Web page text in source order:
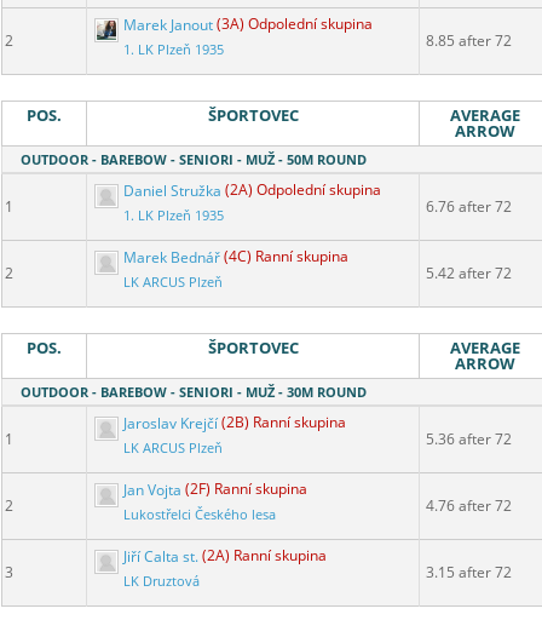
2
Marek Janout(3A) Odpolední skupina
1. LK Plzeň 1935 8.85 after 72
POS. ŠPORTOVEC AVERAGE
ARROW
OUTDOOR - BAREBOW - SENIORI - MUŽ - 50M ROUND
1
Daniel Stružka (2A) Odpolední skupina
1. LK Plzeň 1935 6.76 after 72
2
Marek Bednář(4C) Ranní skupina
LK ARCUS Plzeň 5.42 after 72
POS. ŠPORTOVEC AVERAGE
ARROW
OUTDOOR - BAREBOW - SENIORI - MUŽ - 30M ROUND
1
Jaroslav Krejčí(2B) Ranní skupina
LK ARCUS Plzeň 5.36 after 72
2
Jan Vojta (2F) Ranní skupina
Lukostřelci Českého lesa 4.76 after 72
3
Jiří Calta st.(2A) Ranní skupina
LK Druztová 3.15 after 72